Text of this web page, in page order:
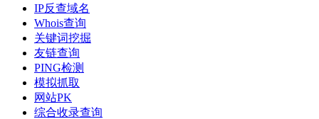
IP反查域名
Whois查询
关键词挖掘
友链查询
PING检测
模拟抓取
网站PK
综合收录查询